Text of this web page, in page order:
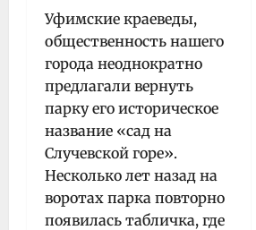
Уфимские краеведы,
общественность нашего
города неоднократно
предлагали вернуть
парку его историческое
название «сад на
Случевской горе».
Несколько лет назад на
воротах парка повторно
появилась табличка, где